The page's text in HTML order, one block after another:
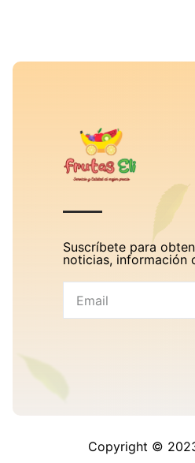
Suscríbete para
noticias, información
Copyright ©